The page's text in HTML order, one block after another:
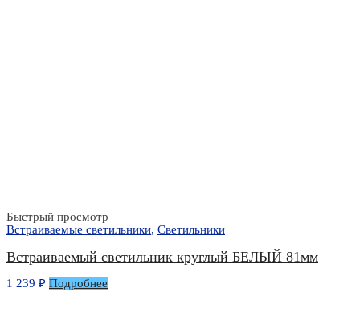
Быстрый просмотр
Встраиваемые светильники, Светильники
Встраиваемый светильник круглый БЕЛЫЙ 81мм
1 239 ₽ Подробнее